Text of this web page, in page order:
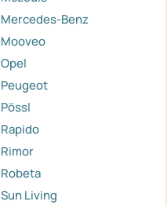
Mercedes-Benz
Mooveo
Opel
Peugeot
Pössl
Rapido
Rimor
Robeta
Sun Living